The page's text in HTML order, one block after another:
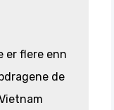
er flere enn
de